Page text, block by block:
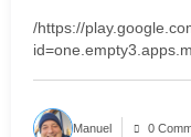
/https://
Manuel 0